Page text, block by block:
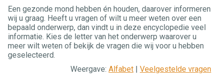
Een gezonde mond hebben én houden, daarover informeren
wij u graag. Heeft u vragen of wilt u meer weten over een
bepaald onderwerp, dan vindt u in deze encyclopedie veel
informatie. Kies de letter van het onderwerp waarover u
meer wilt weten of bekijk de vragen die wij voor u hebben
geselecteerd.
Weergave: Alfabet | Veelgestelde vragen